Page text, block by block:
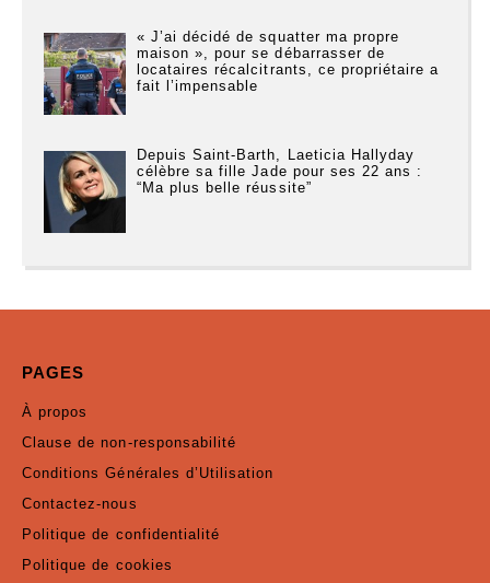
« J’ai décidé de squatter ma propre
maison », pour se débarrasser de
locataires récalcitrants, ce propriétaire a
fait l’impensable
Depuis Saint-Barth, Laeticia Hallyday
célèbre sa fille Jade pour ses 22 ans :
“Ma plus belle réussite”
PAGES
À propos
Clause de non-responsabilité
Conditions Générales d’Utilisation
Contactez-nous
Politique de confidentialité
Politique de cookies